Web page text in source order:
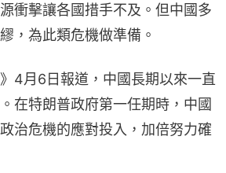
衝擊讓各國措手不及。但中國多
，為此類危機做準備。
4月6日報道，中國長期以來一直
在特朗普政府第一任期時，中國
治危機的應對投入，加倍努力確